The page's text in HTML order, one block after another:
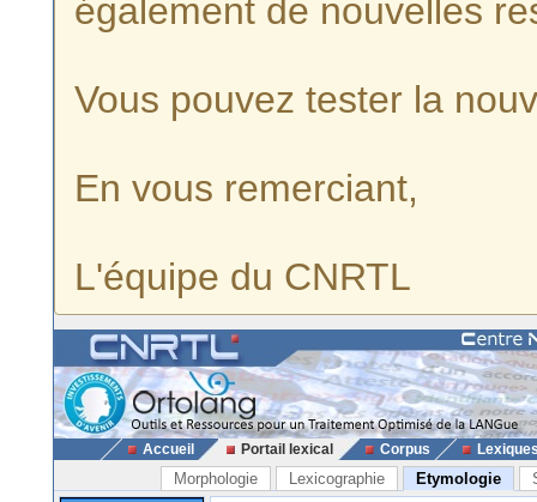
également de nouvelles
Vous pouvez tester la
En vous remerciant,
L'équipe du CNRTL
Accueil Portail lexical Corpus
Morphologie Lexicographie Etymologie